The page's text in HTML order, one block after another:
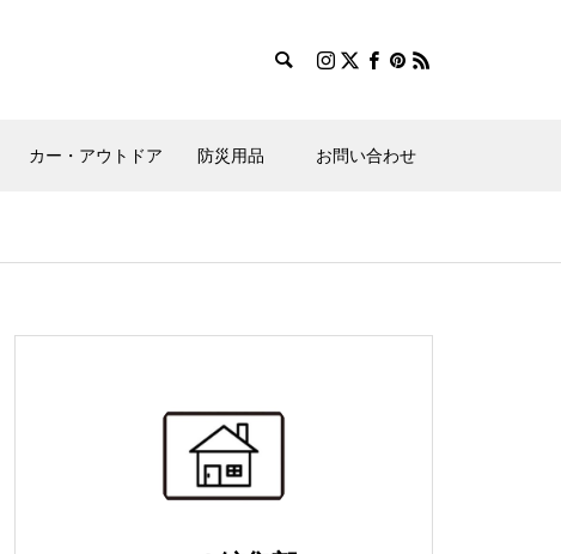
カー・アウトドア 防災用品 お問い合わせ